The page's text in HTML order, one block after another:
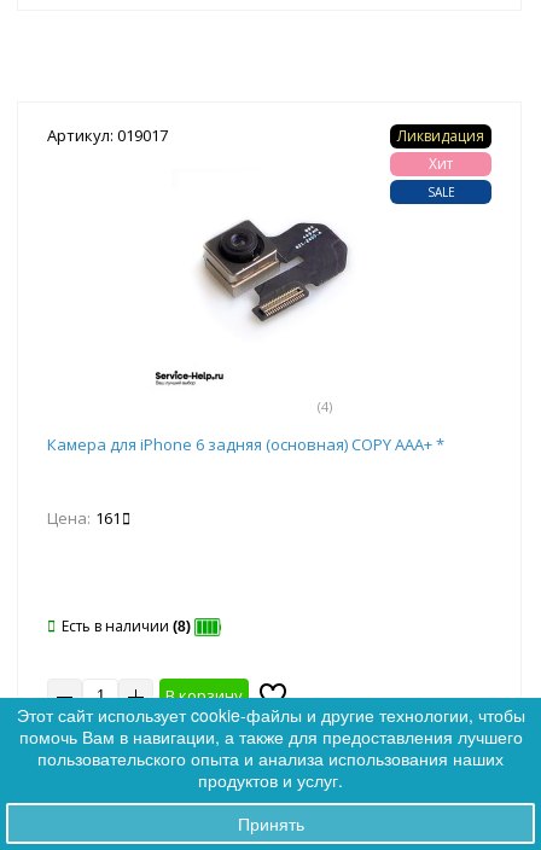
0
Артикул: 019017
(4)
Ликвидация
Хит
SALE
Камера для iPhone 6 задняя (основная) COPY ААА+ *
Цена: 161
Есть в наличии (8)
В корзину
10 шт
20 шт 30 шт 50 шт
Этот сайт использует cookie-файлы и другие технологии, чтобы
помочь Вам в навигации, а также для предоставления лучшего
пользовательского опыта и анализа использования наших
продуктов и услуг.
Принять